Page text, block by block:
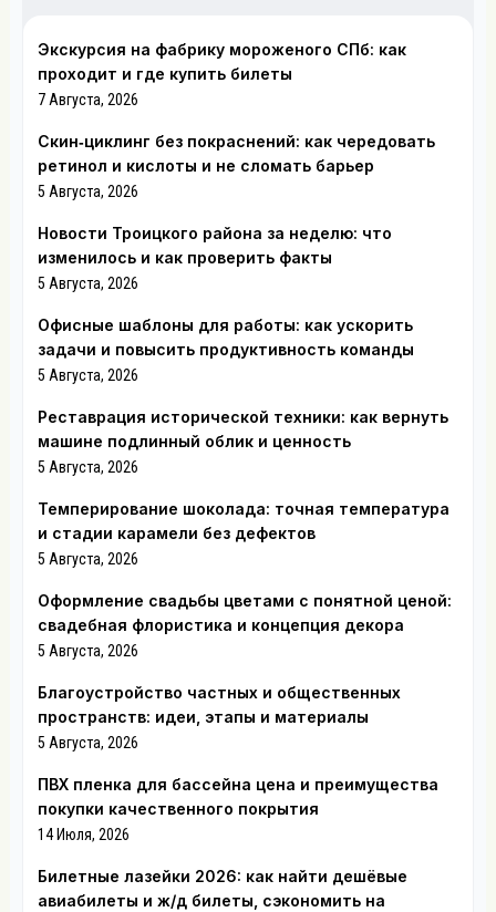
Экскурсия на фабрику мороженого СПб: как
проходит и где купить билеты
7 Августа, 2026
Скин‑циклинг без покраснений: как чередовать
ретинол и кислоты и не сломать барьер
5 Августа, 2026
Новости Троицкого района за неделю: что
изменилось и как проверить факты
5 Августа, 2026
Офисные шаблоны для работы: как ускорить
задачи и повысить продуктивность команды
5 Августа, 2026
Реставрация исторической техники: как вернуть
машине подлинный облик и ценность
5 Августа, 2026
Темперирование шоколада: точная температура
и стадии карамели без дефектов
5 Августа, 2026
Оформление свадьбы цветами с понятной ценой:
свадебная флористика и концепция декора
5 Августа, 2026
Благоустройство частных и общественных
пространств: идеи, этапы и материалы
5 Августа, 2026
ПВХ пленка для бассейна цена и преимущества
покупки качественного покрытия
14 Июля, 2026
Билетные лазейки 2026: как найти дешёвые
авиабилеты и ж/д билеты, сэкономить на